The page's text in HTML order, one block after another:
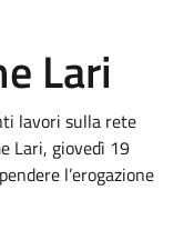
Lari
lavori sulla rete
Lari, giovedì 19
l’erogazione